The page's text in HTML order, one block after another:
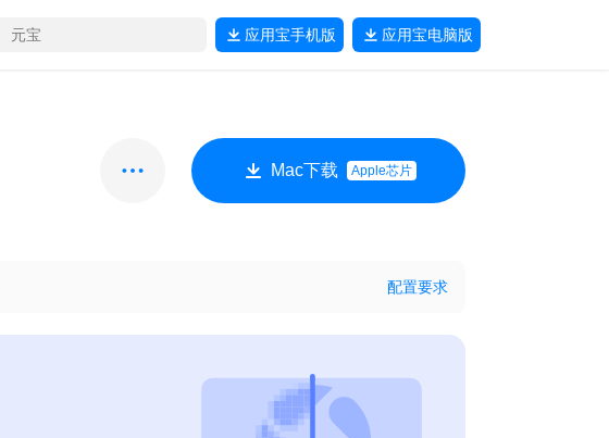
应用宝手机版 应用宝电脑版
Mac下载 Apple芯片
配置要求